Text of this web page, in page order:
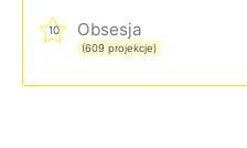
10 Obsesja
(609 projekcje)